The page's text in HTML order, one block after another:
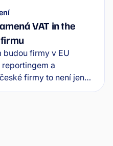
VAT in the
budou firmy v EU
a
firmy to není jen
že účetní procesy musí
workflow a
riziko bude později